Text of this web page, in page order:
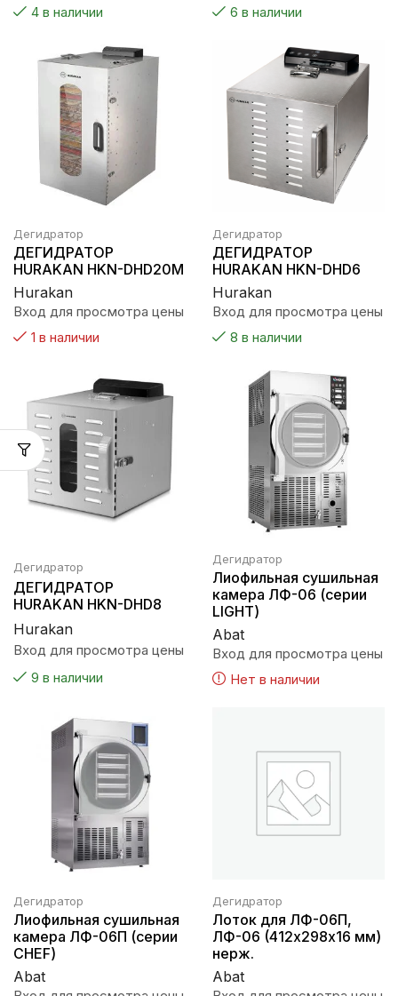
4 в наличии 6 в наличии
Дегидратор
ДЕГИДРАТОР
HURAKAN HKN-DHD20M
Hurakan
Вход для просмотра цены
1 в наличии
Дегидратор
ДЕГИДРАТОР
HURAKAN HKN-DHD6
Hurakan
Вход для просмотра цены
8 в наличии
Дегидратор
ДЕГИДРАТОР
HURAKAN HKN-DHD8
Hurakan
Вход для просмотра цены
9 в наличии
Дегидратор
Лиофильная сушильная
камера ЛФ-06 (серии
LIGHT)
Abat
Вход для просмотра цены
Нет в наличии
Дегидратор
Лиофильная сушильная
камера ЛФ-06П (серии
CHEF)
Abat
Дегидратор
Лоток для ЛФ-06П,
ЛФ-06 (412х298х16 мм)
нерж.
Abat